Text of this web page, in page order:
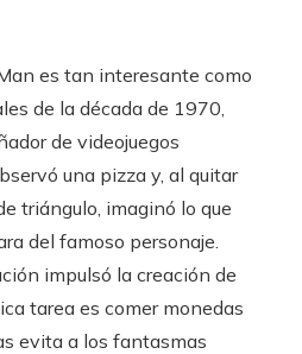
es tan interesante como
de la década de 1970,
de videojuegos
una pizza y, al quitar
triángulo, imaginó lo que
del famoso personaje.
impulsó la creación de
tarea es comer monedas
evita a los fantasmas